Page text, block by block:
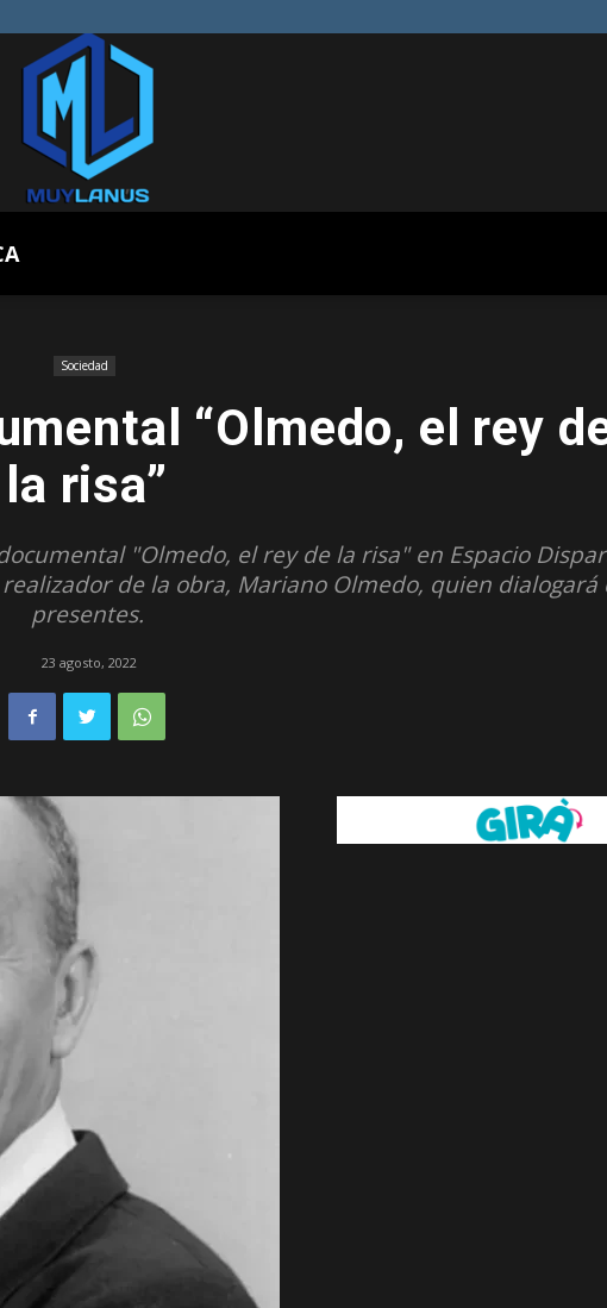
Lanús
Sociedad
“Olmedo, el rey
la risa”
"Olmedo, el rey de la risa" en Espacio
de la obra, Mariano Olmedo, quien dialogará
presentes.
23 agosto, 2022